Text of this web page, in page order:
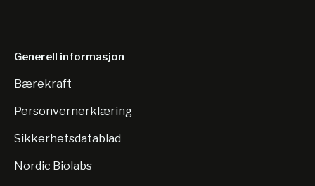
Generell informasjon
Bærekraft
Personvernerklæring
Sikkerhetsdatablad
Nordic Biolabs